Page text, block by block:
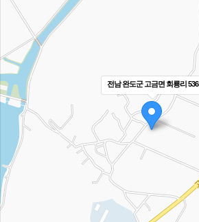
전남 완도군 고금면 회룡리 536